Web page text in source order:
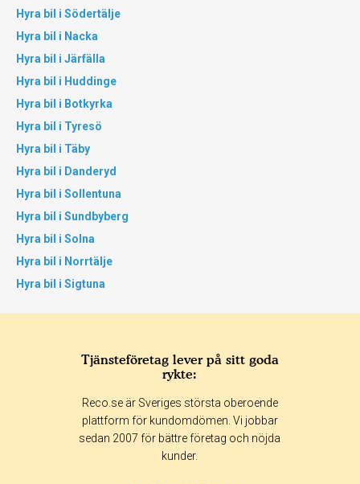
Hyra bil i Södertälje
Hyra bil i Nacka
Hyra bil i Järfälla
Hyra bil i Huddinge
Hyra bil i Botkyrka
Hyra bil i Tyresö
Hyra bil i Täby
Hyra bil i Danderyd
Hyra bil i Sollentuna
Hyra bil i Sundbyberg
Hyra bil i Solna
Hyra bil i Norrtälje
Hyra bil i Sigtuna
Tjänsteföretag lever på sitt goda
rykte:
Reco.se är Sveriges största oberoende
plattform för kundomdömen. Vi jobbar
sedan 2007 för bättre företag och nöjda
kunder.